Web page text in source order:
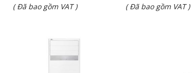
là:
Giá
( Đã bao gồm VAT )
là:
Giá
( Đã bao gồm VAT )